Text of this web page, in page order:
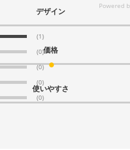
(1)
(0)
(0)
(0)
(0)
デザイン
価格
使いやすさ